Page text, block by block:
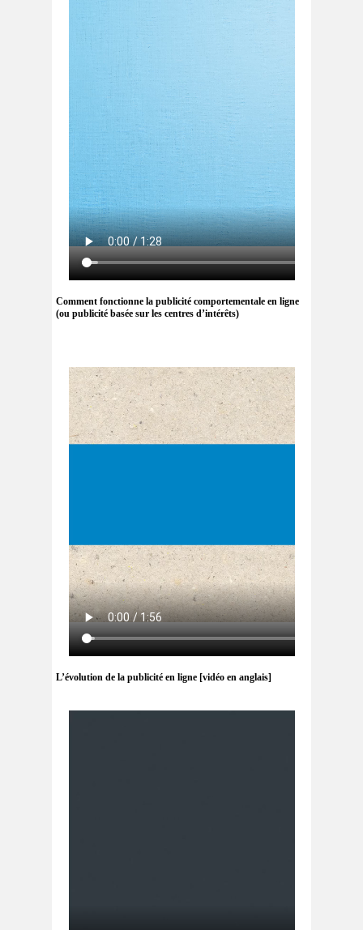
Comment fonctionne la publicité comportementale en ligne
(ou publicité basée sur les centres d’intérêts)
L’évolution de la publicité en ligne [vidéo en anglais]